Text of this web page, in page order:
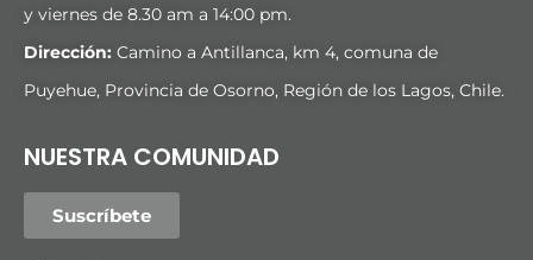
y viernes de 8.30 am a 14:00 pm.
Dirección: Camino a Antillanca, km 4, comuna de
Puyehue, Provincia de Osorno, Región de los Lagos, Chile.
NUESTRA COMUNIDAD
Suscríbete